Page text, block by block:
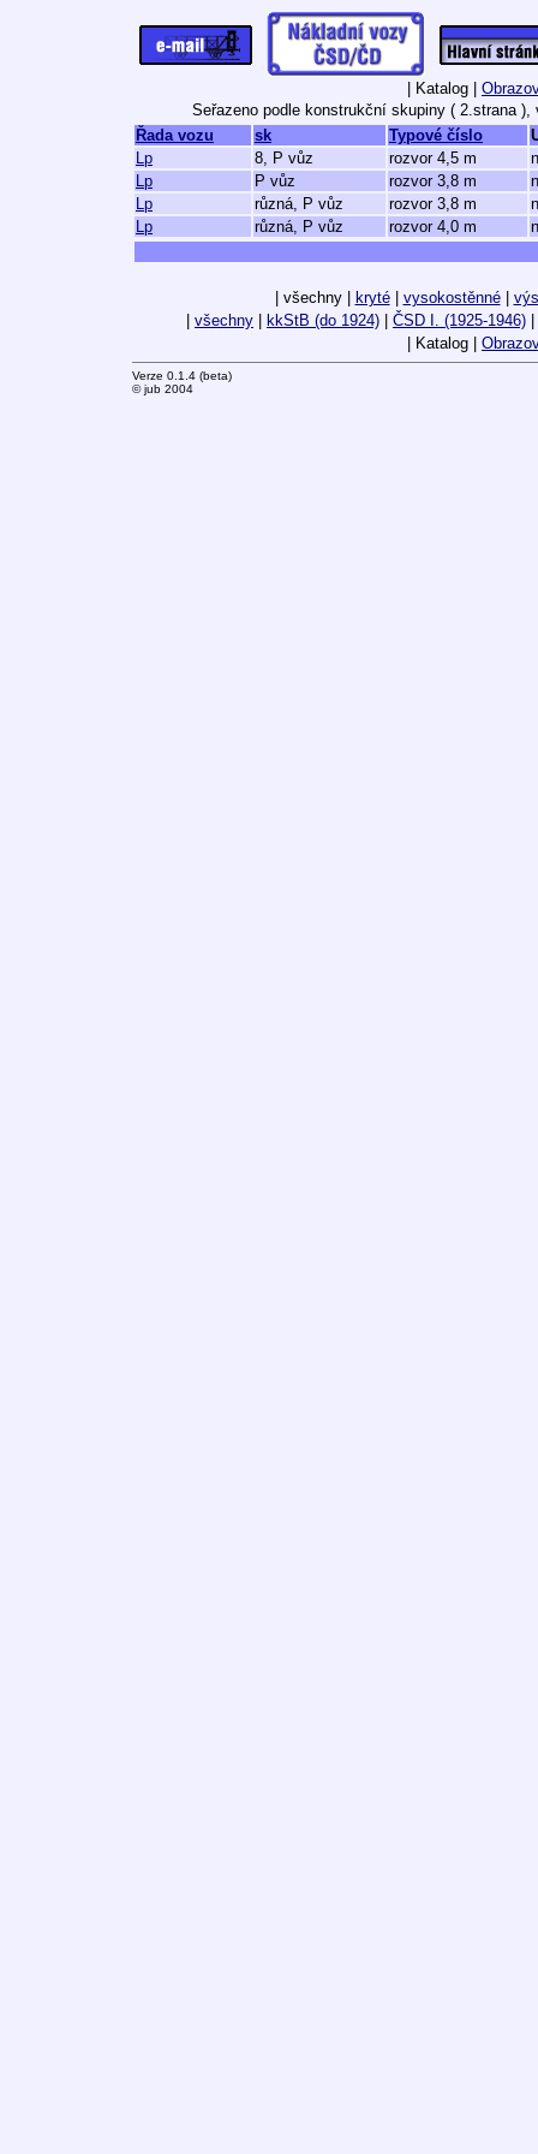
| Katalog |
Seřazeno podle konstrukční skupiny ( 2.strana ),
Řada vozu
sk Typové číslo
Lp
8, P vůz rozvor 4,5 m
Lp
P vůz rozvor 3,8 m
Lp
různá, P vůz rozvor 3,8 m
Lp
různá, P vůz rozvor 4,0 m
| všechny | kryté| vysokostěnné|
všechny kkStB (do 1924) ČSD I. (1925-1946)
| Katalog |
Verze 0.1.4 (beta)
© jub 2004